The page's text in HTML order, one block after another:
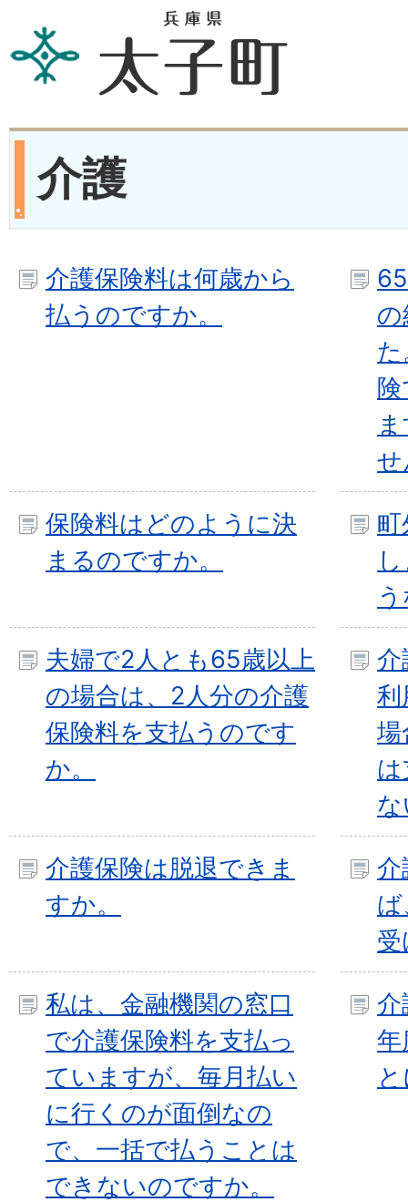
介護
介護保険料は何歳から
払うのですか。
保険料はどのように決
まるのですか。
夫婦で2人とも65歳以上
の場合は、2人分の介護
保険料を支払うのです
か。
介
場
介護保険は脱退できま
すか。
介
私は、金融機関の窓口
で介護保険料を支払っ
ていますが、毎月払い
に行くのが面倒なの
で、一括で払うことは
できないのですか。
介
年